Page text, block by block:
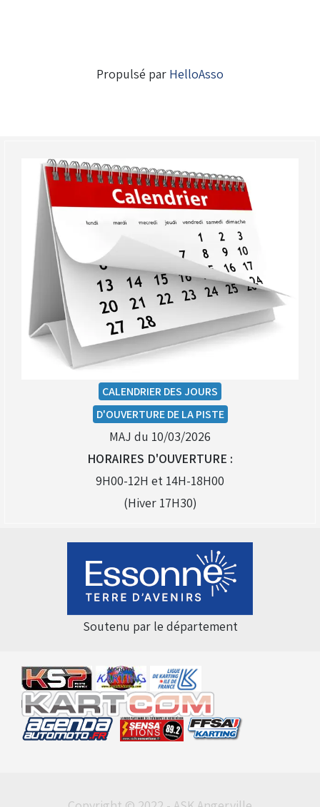
CALENDRIER DES JOURS
D'OUVERTURE DE LA PISTE
MAJ du 10/03/2026
HORAIRES D'OUVERTURE :
9H00-12H et 14H-18H00
(Hiver 17H30)
Propulsé par HelloAsso
Soutenu par le département